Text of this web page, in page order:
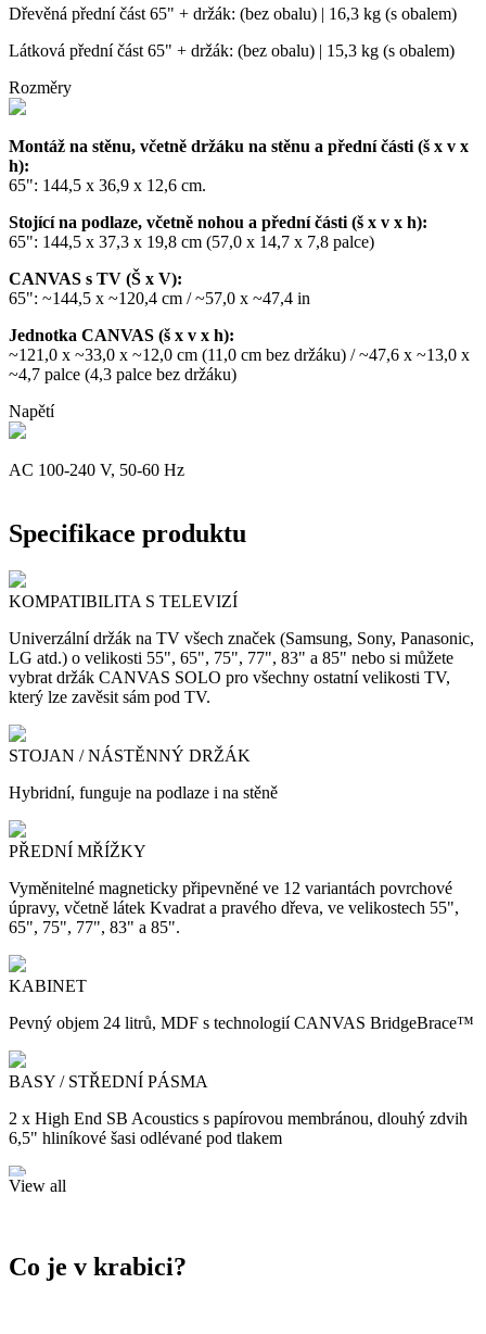
Dřevěná přední část 65" + držák: (bez obalu) | 16,3 kg (s obalem)
Látková přední část 65" + držák: (bez obalu) | 15,3 kg (s obalem)
Rozměry
Montáž na stěnu, včetně držáku na stěnu a přední části (š x v x
h):
65": 144,5 x 36,9 x 12,6 cm.
Stojící na podlaze, včetně nohou a přední části (š x v x h):
65": 144,5 x 37,3 x 19,8 cm (57,0 x 14,7 x 7,8 palce)
CANVAS s TV (Š x V):
65": ~144,5 x ~120,4 cm / ~57,0 x ~47,4 in
Jednotka CANVAS (š x v x h):
~121,0 x ~33,0 x ~12,0 cm (11,0 cm bez držáku) / ~47,6 x ~13,0 x
~4,7 palce (4,3 palce bez držáku)
Napětí
AC 100-240 V, 50-60 Hz
Specifikace produktu
KOMPATIBILITA S TELEVIZÍ
Univerzální držák na TV všech značek (Samsung, Sony, Panasonic,
LG atd.) o velikosti 55", 65", 75", 77", 83" a 85" nebo si můžete
vybrat držák CANVAS SOLO pro všechny ostatní velikosti TV,
který lze zavěsit sám pod TV.
STOJAN / NÁSTĚNNÝ DRŽÁK
Hybridní, funguje na podlaze i na stěně
PŘEDNÍ MŘÍŽKY
Vyměnitelné magneticky připevněné ve 12 variantách povrchové
úpravy, včetně látek Kvadrat a pravého dřeva, ve velikostech 55",
65", 75", 77", 83" a 85".
KABINET
Pevný objem 24 litrů, MDF s technologií CANVAS BridgeBrace™
BASY / STŘEDNÍ PÁSMA
2 x High End SB Acoustics s papírovou membránou, dlouhý zdvih
6,5" hliníkové šasi odlévané pod tlakem
TWEETERS
vlnovodem CANVAS s hliníkovou čelní deskou odlitou pod tlakem
View all
Co je v krabici?